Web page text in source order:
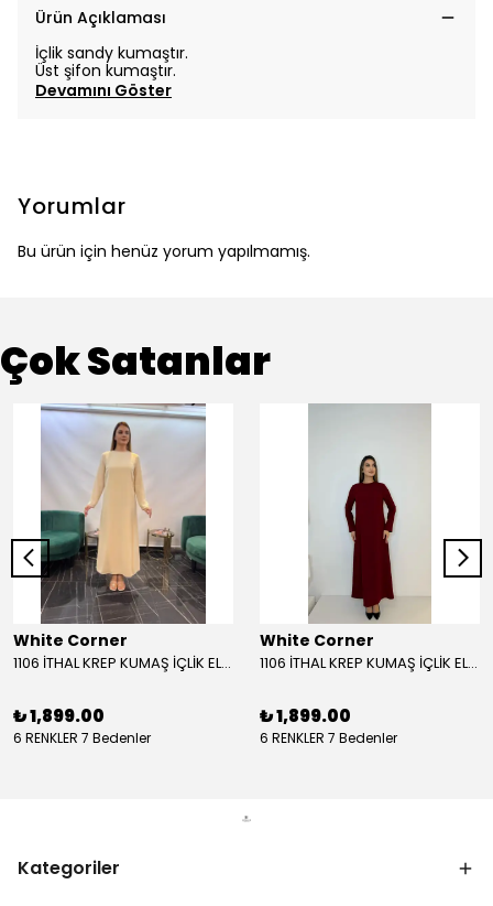
Ürün Açıklaması
İçlik sandy kumaştır.
Üst şifon kumaştır.
Devamını Göster
Yorumlar
Bu ürün için henüz yorum yapılmamış.
Çok Satanlar
White Corner
1106 İTHAL KREP KUMAŞ İÇLİK ELBİSE - BEJ
₺ 1,899.00
6 RENKLER 7 Bedenler
White Corner
1106 İTHAL KREP KUMAŞ İÇLİK ELBİSE - BORDO
₺ 1,899.00
6 RENKLER 7 Bedenler
Kategoriler